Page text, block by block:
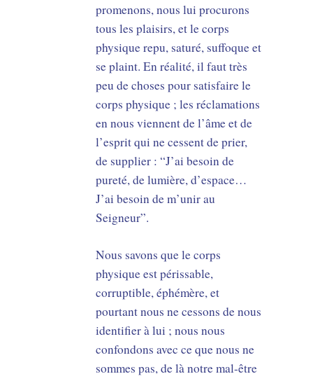
promenons, nous lui procurons
tous les plaisirs, et le corps
physique repu, saturé, suffoque et
se plaint. En réalité, il faut très
peu de choses pour satisfaire le
corps physique ; les réclamations
en nous viennent de l’âme et de
l’esprit qui ne cessent de prier,
de supplier : “J’ai besoin de
pureté, de lumière, d’espace…
J’ai besoin de m’unir au
Seigneur”.
Nous savons que le corps
physique est périssable,
corruptible, éphémère, et
pourtant nous ne cessons de nous
identifier à lui ; nous nous
confondons avec ce que nous ne
sommes pas, de là notre mal-être